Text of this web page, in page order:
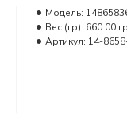
Модель:
Вес (гр): 660.00 гр
Артикул: 14-